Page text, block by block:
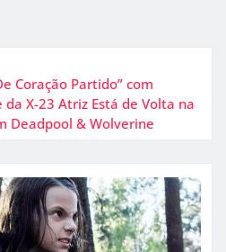
Coração Partido” com
X-23 Atriz Está de Volta na
Deadpool & Wolverine